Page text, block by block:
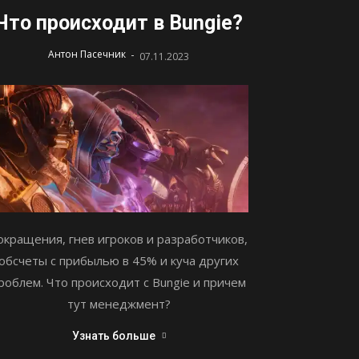
происходит в Bungie?
Антон Пасечник - 07.11.2023
гнев игроков и разработчиков,
с прибылью в 45% и куча других
Что происходит с Bungie и причем
тут менеджмент?
Узнать больше